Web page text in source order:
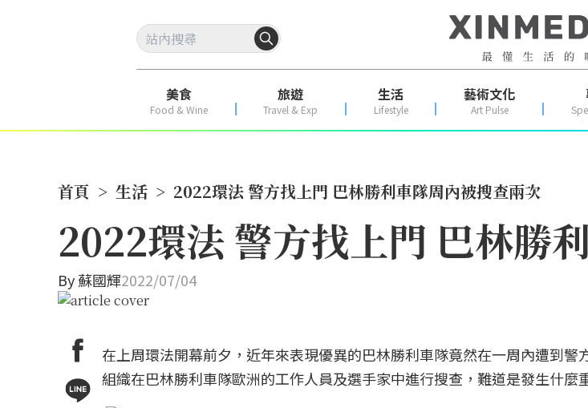
美食
Food & Wine
旅遊
Travel & Exp
生活
Lifestyle
藝術文化
Art Pulse
首頁 > 生活 > 2022環法 警方找上門 巴林勝利車隊周內被搜查兩次
2022環法 警方找上門 巴林勝
By蘇國輝2022/07/04
在上周環法開幕前夕，近年來表現優異的巴林勝利車隊竟然在一周內遭到警
組織在巴林勝利車隊歐洲的工作人員及選手家中進行搜查，難道是發生什麼